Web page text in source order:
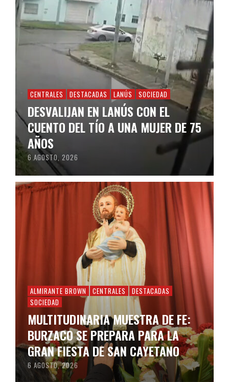
CENTRALES DESTACADAS LANÚS SOCIEDAD
DESVALIJAN EN LANÚS CON EL
CUENTO DEL TÍO A UNA MUJER DE 75
AÑOS
6 AGOSTO, 2026
ALMIRANTE BROWN CENTRALES
DESTACADAS
SOCIEDAD
MULTITUDINARIA MUESTRA DE FE:
BURZACO SE PREPARA PARA LA
GRAN FIESTA DE SAN CAYETANO
6 AGOSTO, 2026